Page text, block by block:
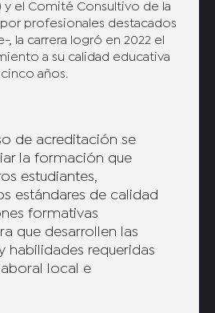
y el Comité Consultivo de la
profesionales destacados
la carrera logró en 2022 el
a su calidad educativa
años.
de acreditación se
la formación que
estudiantes,
estándares de calidad
formativas
que desarrollen las
habilidades requeridas
local e